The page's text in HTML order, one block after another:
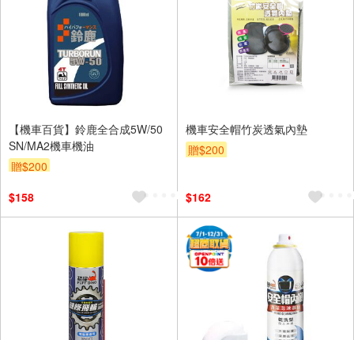
【機車百貨】鈴鹿全合成5W/50
SN/MA2機車機油
贈$200
$158
機車安全帽竹炭透氣內墊
贈$200
$162